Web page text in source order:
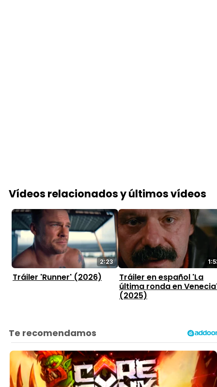
Vídeos relacionados y últimos vídeos
2:23
Tráiler 'Runner' (2026)
Tráiler en español 'La
última ronda en
(2025)